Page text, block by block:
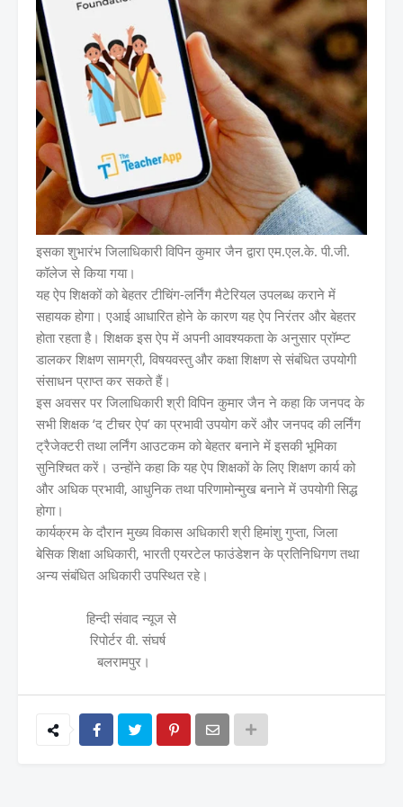
इसका शुभारंभ जिलाधिकारी विपिन कुमार जैन द्वारा एम.एल.के. पी.जी.
कॉलेज से किया गया।
यह ऐप शिक्षकों को बेहतर टीचिंग-लर्निंग मैटेरियल उपलब्ध कराने में
सहायक होगा। एआई आधारित होने के कारण यह ऐप निरंतर और बेहतर
होता रहता है। शिक्षक इस ऐप में अपनी आवश्यकता के अनुसार प्रॉम्प्ट
डालकर शिक्षण सामग्री, विषयवस्तु और कक्षा शिक्षण से संबंधित उपयोगी
संसाधन प्राप्त कर सकते हैं।
इस अवसर पर जिलाधिकारी श्री विपिन कुमार जैन ने कहा कि जनपद के
सभी शिक्षक ‘द टीचर ऐप’ का प्रभावी उपयोग करें और जनपद की लर्निंग
ट्रैजेक्टरी तथा लर्निंग आउटकम को बेहतर बनाने में इसकी भूमिका
सुनिश्चित करें। उन्होंने कहा कि यह ऐप शिक्षकों के लिए शिक्षण कार्य को
और अधिक प्रभावी, आधुनिक तथा परिणामोन्मुख बनाने में उपयोगी सिद्ध
होगा।
कार्यक्रम के दौरान मुख्य विकास अधिकारी श्री हिमांशु गुप्ता, जिला
बेसिक शिक्षा अधिकारी, भारती एयरटेल फाउंडेशन के प्रतिनिधिगण तथा
अन्य संबंधित अधिकारी उपस्थित रहे।
हिन्दी संवाद न्यूज से
रिपोर्टर वी. संघर्ष
बलरामपुर।